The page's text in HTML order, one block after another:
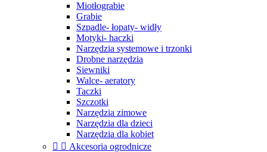
Miotłograbie
Grabie
Szpadle- łopaty- widły
Motyki- haczki
Narzędzia systemowe i trzonki
Drobne narzędzia
Siewniki
Walce- aeratory
Taczki
Szczotki
Narzędzia zimowe
Narzędzia dla dzieci
Narzędzia dla kobiet
  Akcesoria ogrodnicze